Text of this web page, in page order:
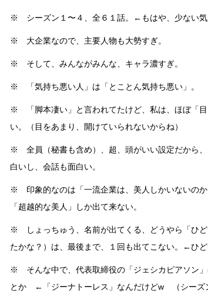
※ シーズン１〜４、全６１話。←もはや、少ない気
※ 大企業なので、主要人物も大勢すぎ。
※ そして、みんながみんな、キャラ濃すぎ。
※ 「気持ち悪い人」は「とことん気持ち悪い」。
※ 「脚本凄い」と言われてたけど、私は、ほぼ「
い。（目をあまり、開けていられないからね）
※ 全員（秘書も含め）、超、頭がいい設定だから
白いし、会話も面白い。
※ 印象的なのは「一流企業は、美人しかいないの
「超越的な美人」しか出て来ない。
※ しょっちゅう、名前が出てくる、どうやら「ひ
たかな？）は、最後まで、１回も出てこない。←ひ
※ そんな中で、代表取締役の「ジェシカピアソン
とか ←「ジーナトーレス」なんだけどw （シーズ